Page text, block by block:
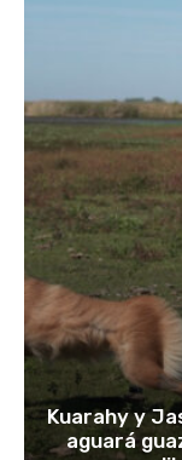
Kuarahy y
aguará